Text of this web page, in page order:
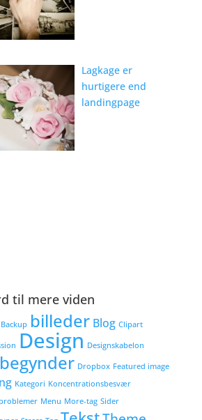
Lagkage er
hurtigere end
landingpage
til mere viden
Backup billeder Blog Clipart
Design Designskabelon
Dropbox Featured image
Kategori Koncentrationsbesvær
Menu More-tag Sider